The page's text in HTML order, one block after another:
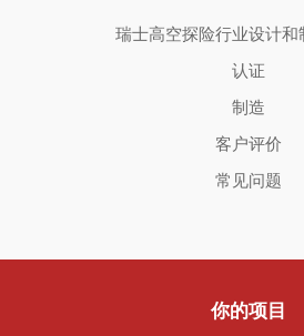
瑞士高空探险行业设计和
认证
制造
客户评价
常见问题
你的项目